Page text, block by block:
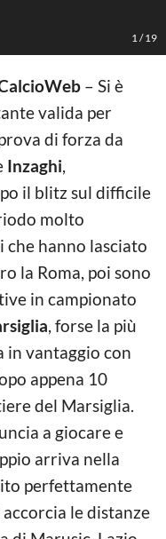
1 /19
– Si è
valida per
di forza da
Inzaghi,
il blitz sul difficile
molto
hanno lasciato
la Roma, poi sono
in campionato
, forse la più
in vantaggio con
appena 10
del Marsiglia.
a giocare e
arriva nella
perfettamente
le distanze